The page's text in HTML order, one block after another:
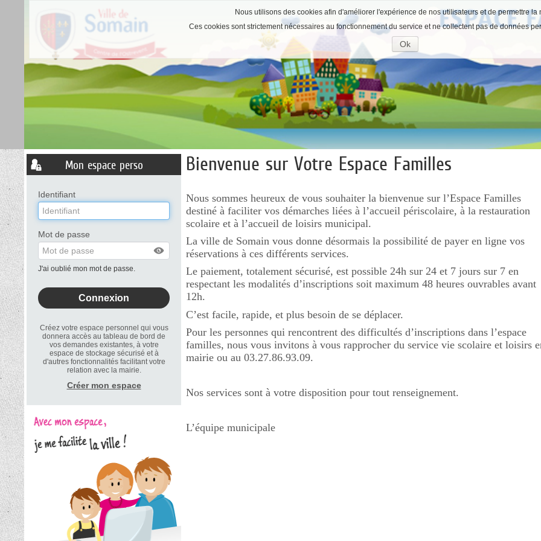
Nous utilisons des cookies afin d'améliorer l'expérience de nos utilisateurs et de permettre la
Ces cookies sont strictement nécessaires au fonctionnement du service et ne collectent pas de données
Ok
Accepter
Liste
des
avertissements
Mon espace perso
Identifiant
Mot de passe
J'ai oublié mon mot de passe.
Créez votre espace personnel qui vous
donnera accès au tableau de bord de
vos demandes existantes, à votre
espace de stockage sécurisé et à
d'autres fonctionnalités facilitant votre
relation avec la mairie.
Créer mon espace
Bienvenue sur Votre Espace Familles
Nous sommes heureux de vous souhaiter la bienvenue sur l’Espace Familles
destiné à faciliter vos démarches liées à l’accueil périscolaire, à la restauration
scolaire et à l’accueil de loisirs municipal.
La ville de Somain vous donne désormais la possibilité de payer en ligne vos
réservations à ces différents services.
Le paiement, totalement sécurisé, est possible 24h sur 24 et 7 jours sur 7 en
respectant les modalités d’inscriptions soit maximum 48 heures ouvrables avant
12h.
C’est facile, rapide, et plus besoin de se déplacer.
Pour les personnes qui rencontrent des difficultés d’inscriptions dans l’espace
familles, nous vous invitons à vous rapprocher du service vie scolaire et loisirs
mairie ou au 03.27.86.93.09.
Nos services sont à votre disposition pour tout renseignement.
L’équipe municipale